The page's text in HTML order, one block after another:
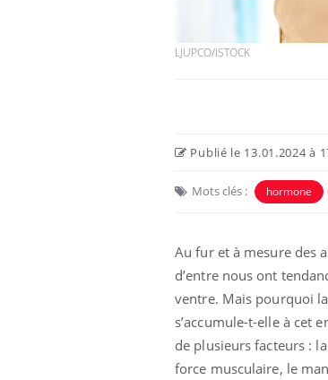
LJUPCO/ISTOCK
Publié le 13.01.2024 à
Mots clés : hormone
Au fur et à mesure des
d’entre nous ont
ventre. Mais pourquoi
s’accumule-t-elle à cet
de plusieurs facteurs :
force musculaire, le
Eczéma Chronique des Mains :
expliquer ma maladie Youtube
Il y a des sujets qui sont faciles à
d'autres non ! D'un côté, poser des